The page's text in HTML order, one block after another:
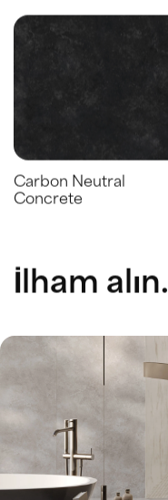
Carbon Neutral
Concrete
İlham alın.